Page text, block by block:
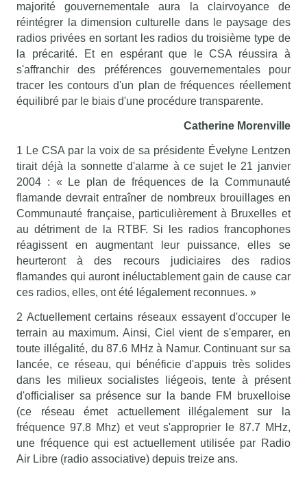
majorité gouvernementale aura la clairvoyance de
réintégrer la dimension culturelle dans le paysage des
radios privées en sortant les radios du troisième type de
la précarité. Et en espérant que le CSA réussira à
s'affranchir des préférences gouvernementales pour
tracer les contours d'un plan de fréquences réellement
équilibré par le biais d'une procédure transparente.
Catherine Morenville
1 Le CSA par la voix de sa présidente Évelyne Lentzen
tirait déjà la sonnette d'alarme à ce sujet le 21 janvier
2004 : « Le plan de fréquences de la Communauté
flamande devrait entraîner de nombreux brouillages en
Communauté française, particulièrement à Bruxelles et
au détriment de la RTBF. Si les radios francophones
réagissent en augmentant leur puissance, elles se
heurteront à des recours judiciaires des radios
flamandes qui auront inéluctablement gain de cause car
ces radios, elles, ont été légalement reconnues. »
2 Actuellement certains réseaux essayent d'occuper le
terrain au maximum. Ainsi, Ciel vient de s'emparer, en
toute illégalité, du 87.6 MHz à Namur. Continuant sur sa
lancée, ce réseau, qui bénéficie d'appuis très solides
dans les milieux socialistes liégeois, tente à présent
d'officialiser sa présence sur la bande FM bruxelloise
(ce réseau émet actuellement illégalement sur la
fréquence 97.8 Mhz) et veut s'approprier le 87.7 MHz,
une fréquence qui est actuellement utilisée par Radio
Air Libre (radio associative) depuis treize ans.